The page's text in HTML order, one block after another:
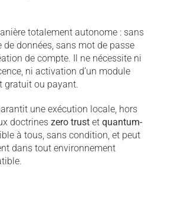
totalement autonome : sans
de données, sans mot de passe
de compte. Il ne nécessite ni
ni activation d’un module
gratuit ou payant.
une exécution locale, hors
doctrines zero trust et quantum-
à tous, sans condition, et peut
dans tout environnement